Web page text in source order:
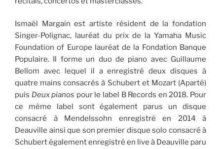
Ismaël Margain est artiste résident de la fondation
Singer-Polignac, lauréat du prix de la Yamaha Music
Foundation of Europe lauréat de la Fondation Banque
Populaire. Il forme un duo de piano avec Guillaume
Bellom avec lequel il a enregistré deux disques à
quatre mains consacrés à Schubert et Mozart (Aparté)
puis Deux pianos pour le label B Records en 2018. Pour
ce même label sont également parus un disque
consacré à Mendelssohn enregistré en 2014 à
Deauville ainsi que son premier disque solo consacré à
Schubert également enregistré en live à Deauville paru